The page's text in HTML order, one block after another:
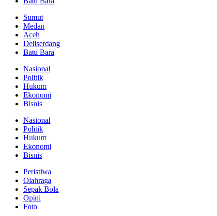
Sumut
Medan
Aceh
Deliserdang
Batu Bara
Nasional
Politik
Hukum
Ekonomi
Bisnis
Nasional
Politik
Hukum
Ekonomi
Bisnis
Peristiwa
Olahraga
Sepak Bola
Opini
Foto